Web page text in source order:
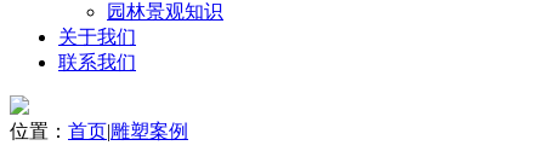
园林景观知识
关于我们
联系我们
位置： 首页|雕塑案例